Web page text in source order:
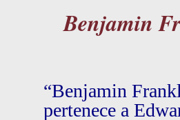
Benjamin
“Benjamin
pertenece a